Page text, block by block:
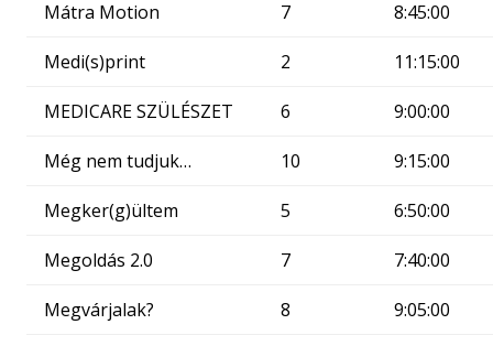
Mátra Motion 7 8:45:00
Medi(s)print 2 11:15:00
MEDICARE SZÜLÉSZET 6 9:00:00
Még nem tudjuk… 10 9:15:00
Megker(g)ültem 5 6:50:00
Megoldás 2.0 7 7:40:00
Megvárjalak? 8 9:05:00